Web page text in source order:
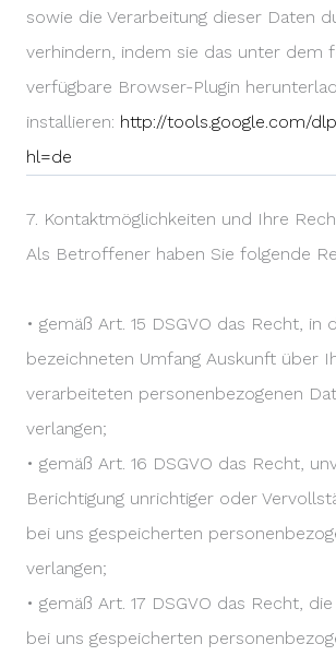
sowie die Verarbeitung dieser Daten
verhindern, indem sie das unter dem
verfügbare Browser-Plugin
installieren: http://tools.google.com/
hl=de
7. Kontaktmöglichkeiten und Ihre
Als Betroffener haben Sie folgende
• gemäß Art. 15 DSGVO das Recht, in
bezeichneten Umfang Auskunft über
verarbeiteten personenbezogenen
verlangen;
• gemäß Art. 16 DSGVO das Recht,
Berichtigung unrichtiger oder
bei uns gespeicherten
verlangen;
• gemäß Art. 17 DSGVO das Recht,
bei uns gespeicherten